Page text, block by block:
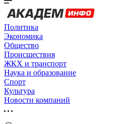
Политика
Экономика
Общество
Происшествия
ЖКХ и транспорт
Наука и образование
Спорт
Культура
Новости компаний